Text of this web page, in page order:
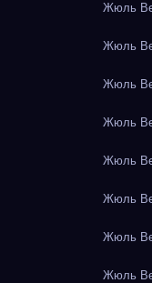
Жюль
Жюль
Жюль
Жюль
Жюль
Жюль
Жюль
Жюль